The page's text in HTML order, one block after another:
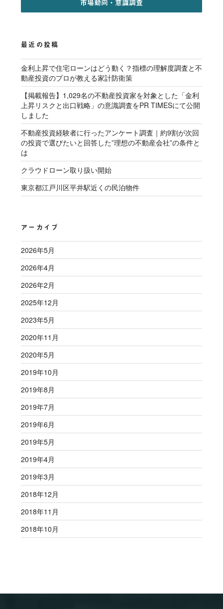
最近の投稿
金利上昇で住宅ローンはどう動く？指標の理解度調査と不
動産投資のプロが教える家計防衛策
【掲載報告】1,029名の不動産投資家を対象とした「金利
上昇リスクと出口戦略」の意識調査をPR TIMESにて公開
しました
不動産投資経験者に行ったアンケート調査｜約9割が次回
の投資で選びたいと回答した”理想の不動産会社”の条件と
は
クラウドローン取り扱い開始
東京都江戸川区平井駅近くの民泊物件
アーカイブ
2026年5月
2026年4月
2026年2月
2025年12月
2023年5月
2020年11月
2020年5月
2019年10月
2019年8月
2019年7月
2019年6月
2019年5月
2019年4月
2019年3月
2018年12月
2018年11月
2018年10月